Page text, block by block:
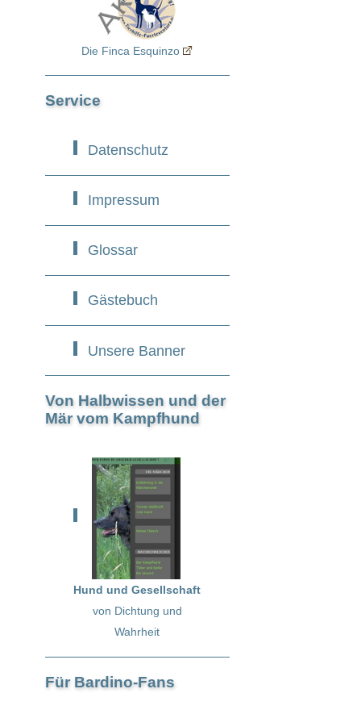
Die Finca Esquinzo
Service
Datenschutz
Impressum
Glossar
Gästebuch
Unsere Banner
Von Halbwissen und der
Mär vom Kampfhund
Hund und Gesellschaft
von Dichtung und
Wahrheit
Für Bardino-Fans